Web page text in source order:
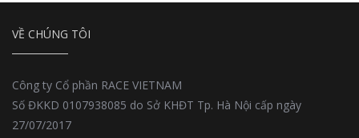
VỀ CHÚNG TÔI
Công ty Cổ phần RACE VIETNAM
Số ĐKKD 0107938085 do Sở KHĐT Tp. Hà Nội cấp ngày
27/07/2017